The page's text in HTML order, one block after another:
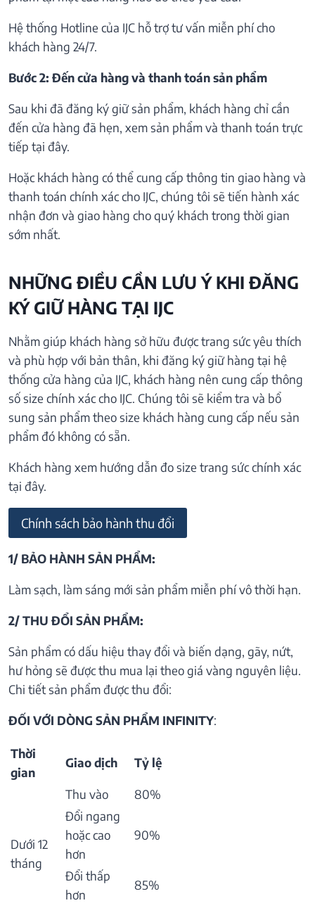
Hệ thống Hotline của IJC hỗ trợ tư vấn miễn phí cho
khách hàng 24/7.
Bước 2: Đến cửa hàng và thanh toán sản phẩm
Sau khi đã đăng ký giữ sản phẩm, khách hàng chỉ cần
đến cửa hàng đã hẹn, xem sản phẩm và thanh toán trực
tiếp tại đây.
Hoặc khách hàng có thể cung cấp thông tin giao hàng và
thanh toán chính xác cho IJC, chúng tôi sẽ tiến hành xác
nhận đơn và giao hàng cho quý khách trong thời gian
sớm nhất.
NHỮNG ĐIỀU CẦN LƯU Ý KHI ĐĂNG
KÝ GIỮ HÀNG TẠI IJC
Nhằm giúp khách hàng sở hữu được trang sức yêu thích
và phù hợp với bản thân, khi đăng ký giữ hàng tại hệ
thống cửa hàng của IJC, khách hàng nên cung cấp thông
số size chính xác cho IJC. Chúng tôi sẽ kiểm tra và bổ
sung sản phẩm theo size khách hàng cung cấp nếu sản
phẩm đó không có sẵn.
Khách hàng xem hướng dẫn đo size trang sức chính xác
tại đây.
Chính sách bảo hành thu đổi
1/ BẢO HÀNH SẢN PHẨM:
Làm sạch, làm sáng mới sản phẩm miễn phí vô thời hạn.
2/ THU ĐỔI SẢN PHẨM:
Sản phẩm có dấu hiệu thay đổi và biến dạng, gãy, nứt,
hư hỏng sẽ được thu mua lại theo giá vàng nguyên liệu.
Chi tiết sản phẩm được thu đổi:
ĐỐI VỚI DÒNG SẢN PHẨM INFINITY:
Thời
gian
Giao dịch Tỷ lệ
Dưới 12
tháng
Thu vào
80%
Đổi ngang
hoặc cao
hơn
90%
Đổi thấp
hơn
85%